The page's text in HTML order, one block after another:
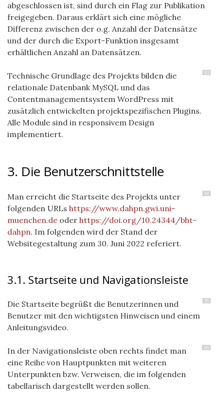
abgeschlossen ist, sind durch ein Flag zur Publikation
freigegeben. Daraus erklärt sich eine mögliche
Differenz zwischen der o.g. Anzahl der Datensätze
und der durch die Export-Funktion insgesamt
erhältlichen Anzahl an Datensätzen.
13
Technische Grundlage des Projekts bilden die
relationale Datenbank MySQL und das
Contentmanagementsystem WordPress mit
zusätzlich entwickelten projektspezifischen Plugins.
Alle Module sind in responsivem Design
implementiert.
3. Die Benutzerschnittstelle
14
Man erreicht die Startseite des Projekts unter
folgenden URLs https://www.dahpn.gwi.uni-
muenchen.de oder https://doi.org/10.24344/bht-
dahpn. Im folgenden wird der Stand der
Websitegestaltung zum 30. Juni 2022 referiert.
3.1. Startseite und Navigationsleiste
15
Die Startseite begrüßt die Benutzerinnen und
Benutzer mit den wichtigsten Hinweisen und einem
Anleitungsvideo.
16
In der Navigationsleiste oben rechts findet man
eine Reihe von Hauptpunkten mit weiteren
Unterpunkten bzw. Verweisen, die im folgenden
tabellarisch dargestellt werden sollen.